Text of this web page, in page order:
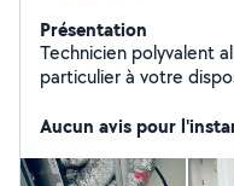
Présentation
Technicien polyvalent
particulier à votre
Aucun avis pour